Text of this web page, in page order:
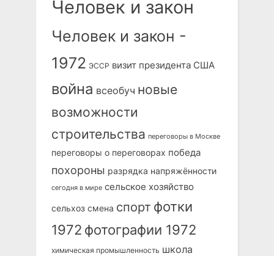
Человек и закон
Человек и закон -
1972 ЭССР визит президента США
война всеобуч новые
возможности
строительства переговоры в Москве
переговоры о переговорах победа
похороны разрядка напряжённости
сегодня в мире сельское хозяйство
сельхоз смена спорт фотки
1972 фотографии 1972
химическая промышленность школа